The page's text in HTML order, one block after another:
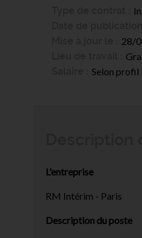
28/
Selon profil
L'entreprise
RM Intérim -
Description du poste